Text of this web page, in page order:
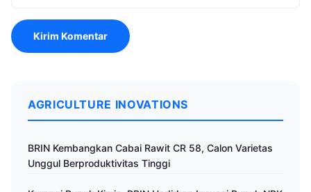
AGRICULTURE INOVATIONS
BRIN Kembangkan Cabai Rawit CR 58, Calon Varietas
Unggul Berproduktivitas Tinggi